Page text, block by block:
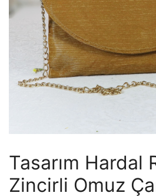
Tasarım Hardal
Zincirli Omuz